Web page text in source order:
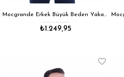
Mocgrande Erkek Büyük Beden Yaka Düğmeli Cepsiz Armürlü Gömlek 11359 LACIVERT
₺1.249,95